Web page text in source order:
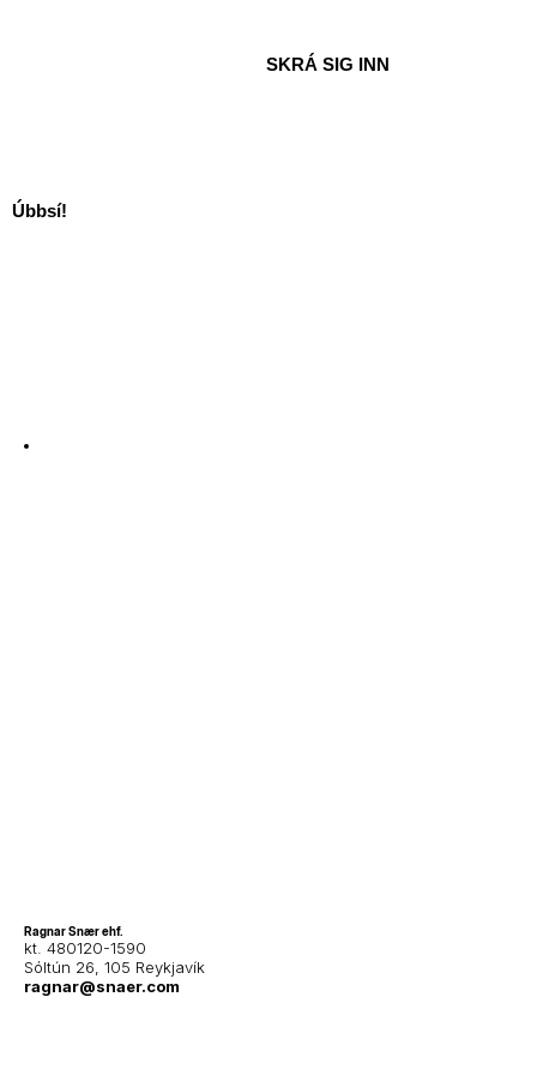
SKRÁ SIG INN
Úbbsí!
Ragnar Snær ehf.
kt. 480120-1590
Sóltún 26, 105 Reykjavík
ragnar@snaer.com